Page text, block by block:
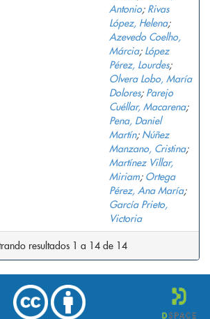
Antonio; Rivas
López, Helena;
Azevedo Coelho,
Márcia; López
Pérez, Lourdes;
Olvera Lobo, María
Dolores; Parejo
Cuéllar, Macarena;
Pena, Daniel
Martín; Núñez
Manzano, Cristina;
Martínez Villar,
Miriam; Ortega
Pérez, Ana María;
García Prieto,
Victoria
resultados 1 a 14 de 14